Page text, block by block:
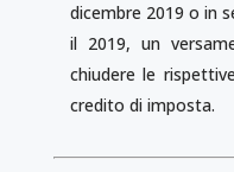
dicembre 2019 o in
il 2019, un
chiudere le
credito di imposta.